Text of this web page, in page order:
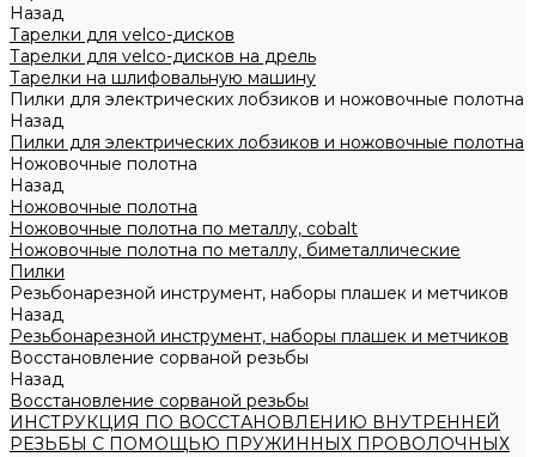
Назад
Тарелки для velco-дисков
Тарелки для velco-дисков на дрель
Тарелки на шлифовальную машину
Пилки для электрических лобзиков и ножовочные полотна
Назад
Пилки для электрических лобзиков и ножовочные полотна
Ножовочные полотна
Назад
Ножовочные полотна
Ножовочные полотна по металлу, cobalt
Ножовочные полотна по металлу, биметаллические
Пилки
Резьбонарезной инструмент, наборы плашек и метчиков
Назад
Резьбонарезной инструмент, наборы плашек и метчиков
Восстановление сорваной резьбы
Назад
Восстановление сорваной резьбы
ИНСТРУКЦИЯ ПО ВОССТАНОВЛЕНИЮ ВНУТРЕННЕЙ
РЕЗЬБЫ С ПОМОЩЬЮ ПРУЖИННЫХ ПРОВОЛОЧНЫХ